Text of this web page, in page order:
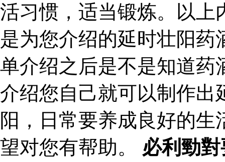
活习惯，适当锻炼。以上
是为您介绍的延时壮阳
单介绍之后是不是知道药
介绍您自己就可以制作出
阳，日常要养成良好的
望对您有帮助。 必利勁